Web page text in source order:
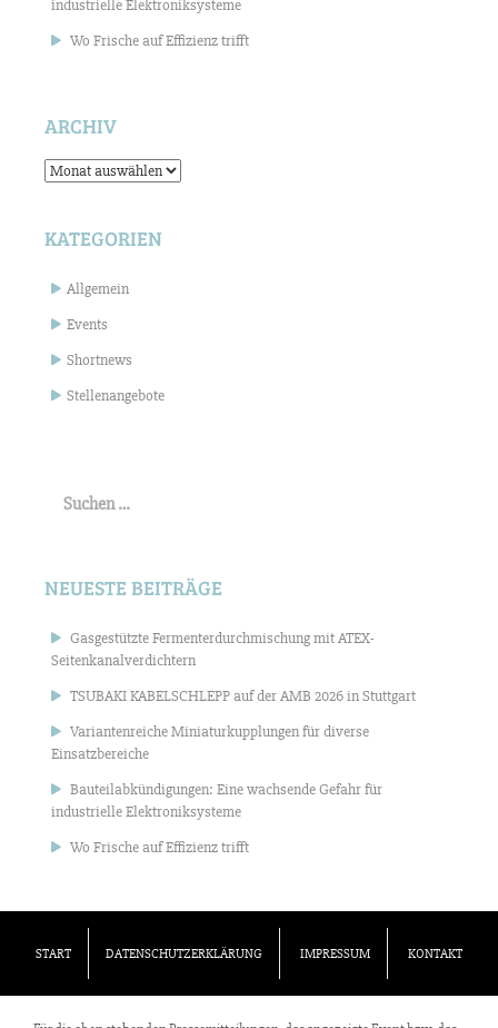
industrielle Elektroniksysteme
Wo Frische auf Effizienz trifft
ARCHIV
Archiv
KATEGORIEN
Allgemein
Events
Shortnews
Stellenangebote
nach:
NEUESTE BEITRÄGE
Gasgestützte Fermenterdurchmischung mit ATEX-
Seitenkanalverdichtern
TSUBAKI KABELSCHLEPP auf der AMB 2026 in Stuttgart
Variantenreiche Miniaturkupplungen für diverse
Einsatzbereiche
Bauteilabkündigungen: Eine wachsende Gefahr für
industrielle Elektroniksysteme
Wo Frische auf Effizienz trifft
START DATENSCHUTZERKLÄRUNG IMPRESSUM KONTAKT